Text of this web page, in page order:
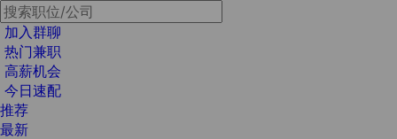
加入群聊
热门兼职
高薪机会
今日速配
推荐
最新